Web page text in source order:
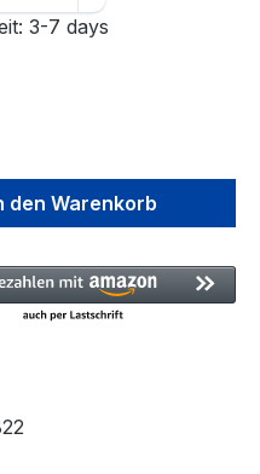
3-7 days
den
den Warenkorb